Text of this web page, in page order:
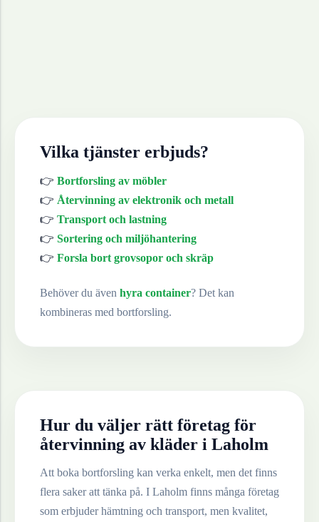
Vilka tjänster erbjuds?
👉 Bortforsling av möbler
👉 Återvinning av elektronik och metall
👉 Transport och lastning
👉 Sortering och miljöhantering
👉 Forsla bort grovsopor och skräp
Behöver du även hyra container? Det kan
kombineras med bortforsling.
Hur du väljer rätt företag för
återvinning av kläder i Laholm
Att boka bortforsling kan verka enkelt, men det finns
flera saker att tänka på. I Laholm finns många företag
som erbjuder hämtning och transport, men kvalitet,